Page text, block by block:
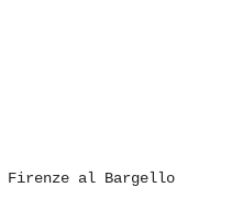
Firenze al Bargello